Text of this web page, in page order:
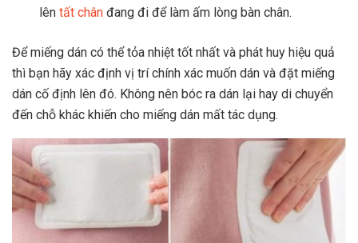
lêntất chân đang đi để làm ấm lòng bàn chân.
Để miếng dán có thể tỏa nhiệt tốt nhất và phát huy hiệu quả
thì bạn hãy xác định vị trí chính xác muốn dán và đặt miếng
dán cố định lên đó. Không nên bóc ra dán lại hay di chuyển
đến chỗ khác khiến cho miếng dán mất tác dụng.